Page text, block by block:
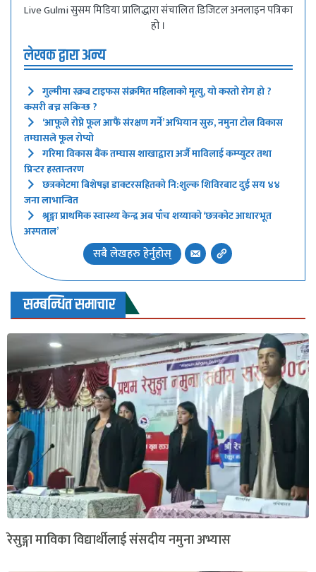
Live Gulmi सुसम मिडिया प्रालिद्धारा संचालित डिजिटल अनलाइन पत्रिका
हो ।
लेखक द्वारा अन्य
गुल्मीमा स्क्रब टाइफस संक्रमित महिलाको मृत्यु, यो कस्तो रोग हो ?
कसरी बच्न सकिन्छ ?
‘आफूले रोप्ने फूल आफैं संरक्षण गर्ने’ अभियान सुरु, नमुना टोल विकास
तम्घासले फूल रोप्यो
गरिमा विकास बैंक तम्घास शाखाद्वारा अर्जै माविलाई कम्प्युटर तथा
प्रिन्टर हस्तान्तरण
छत्रकोटमा बिशेषज्ञ डाक्टरसहितको नि:शुल्क शिविरबाट दुई सय ४४
जना लाभान्वित
श्रृङ्गा प्राथमिक स्वास्थ्य केन्द्र अब पाँच शय्याको ‘छत्रकोट आधारभूत
अस्पताल’
सबै लेखहरु हेर्नुहोस्
सम्बन्धित समाचार
रेसुङ्गा माविका विद्यार्थीलाई संसदीय नमुना अभ्यास